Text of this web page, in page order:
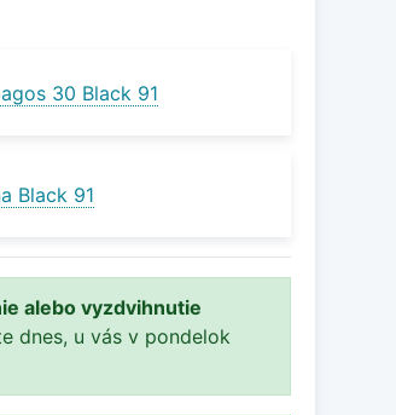
30 Black 91
Black 91
alebo vyzdvihnutie
dnes, u vás v pondelok